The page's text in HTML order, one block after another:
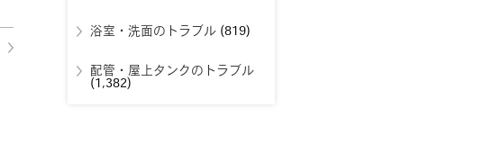
浴室・洗面のトラブル(819)
配管・屋上タンクのトラブル
(1,382)